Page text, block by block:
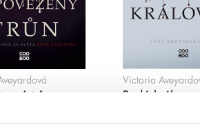
trůn
Victoria
Rudá královna